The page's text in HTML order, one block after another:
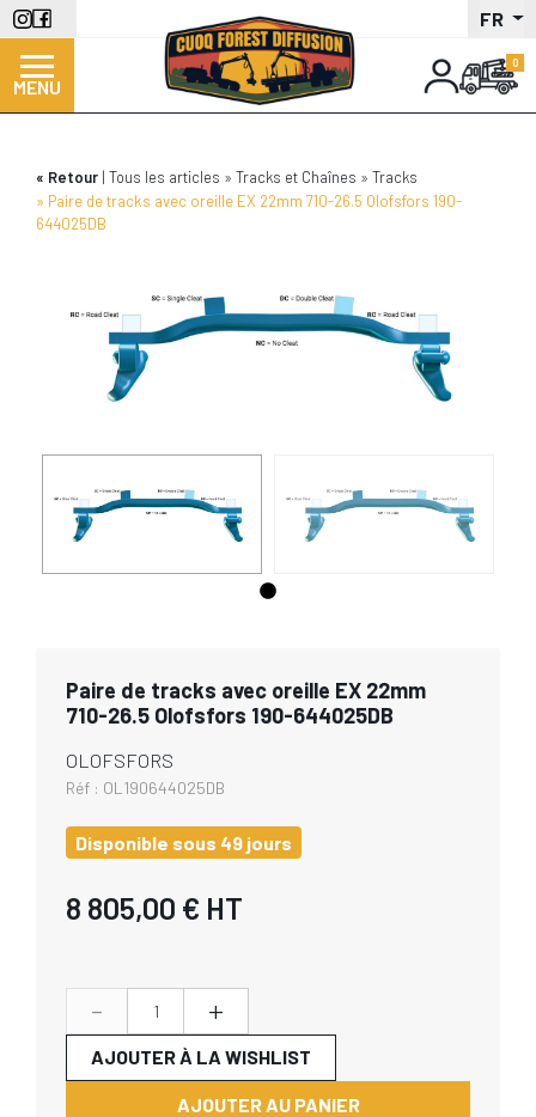
Aller
au
contenu
principal
FR
MENU
Retour Tous les articles Tracks et Chaînes
Tracks
Paire de tracks avec oreille EX 22mm 710-26.5 Olofsfors 190-
644025DB
Paire de tracks avec oreille EX 22mm
710-26.5 Olofsfors 190-644025DB
OLOFSFORS
Réf : OL190644025DB
Disponible sous 49 jours
8 805,00 € HT
- +
AJOUTER AU PANIER
AJOUTER À LA WISHLIST